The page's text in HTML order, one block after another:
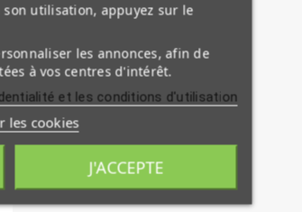
utilisation, appuyez sur le
les annonces, afin de
à vos centres d'intérêt.
et les conditions d'utilisation
les cookies
J'ACCEPTE